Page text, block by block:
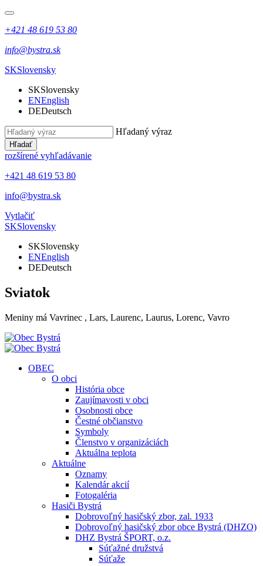
+421 48 619 53 80
info@bystra.sk
SKSlovensky
SKSlovensky
ENEnglish
DEDeutsch
Hľadaný výraz
Hľadať
rozšírené vyhľadávanie
+421 48 619 53 80
info@bystra.sk
Vytlačiť
SKSlovensky
SKSlovensky
ENEnglish
DEDeutsch
Sviatok
Meniny má Vavrinec , Lars, Laurenc, Laurus, Lorenc, Vavro
OBEC
O obci
História obce
Zaujímavosti v obci
Osobnosti obce
Čestné občianstvo
Symboly
Členstvo v organizáciách
Aktuálna teplota
Aktuálne
Oznamy
Kalendár akcií
Fotogaléria
Hasiči Bystrá
Dobrovoľný hasičský zbor, zal. 1933
Dobrovoľný hasičský zbor obce Bystrá (DHZO)
DHZ Bystrá ŠPORT, o.z.
Súťažné družstvá
Súťaže